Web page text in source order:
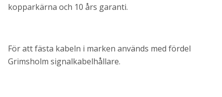
kopparkärna och 10 års garanti.
För att fästa kabeln i marken används med fördel
Grimsholm signalkabelhållare.